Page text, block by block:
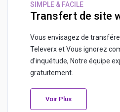
SIMPLE & FACILE
Transfert de site
Vous envisagez de
Televerx et Vous ignorez
d'inquétude, Notre équipe
gratuitement.
Voir Plus